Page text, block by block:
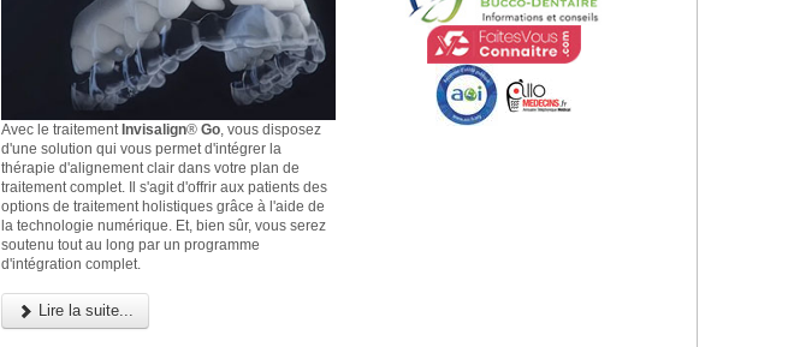
Avec le traitementInvisalign®Go, vous disposez
d'une solution qui vous permet d'intégrer la
thérapie d'alignement clair dans votre plan de
traitement complet. Il s'agit d'offrir aux patients des
options de traitement holistiques grâce à l'aide de
la technologie numérique. Et, bien sûr, vous serez
soutenu tout au long par un programme
d'intégration complet.
Lire la suite...